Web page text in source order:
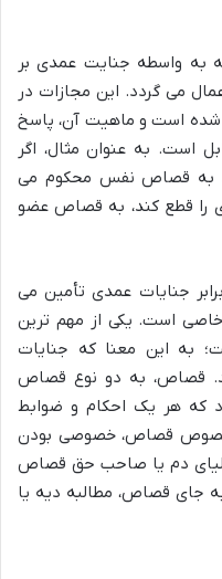
به واسطه جنایت عمدی بر
می گردد. این مجازات در
شده است و ماهیت آن، پاسخ
است. به عنوان مثال، اگر
به قصاص نفس محکوم می
را قطع کند، به قصاص عضو
جنایات عمدی تأمین می
است. یکی از مهم ترین
به این معنا که جنایات
قصاص، به دو نوع قصاص
هر یک احکام و ضوابط
خصوص قصاص، خصوصی بودن
دم یا صاحب حق قصاص
جای قصاص، مطالبه دیه یا